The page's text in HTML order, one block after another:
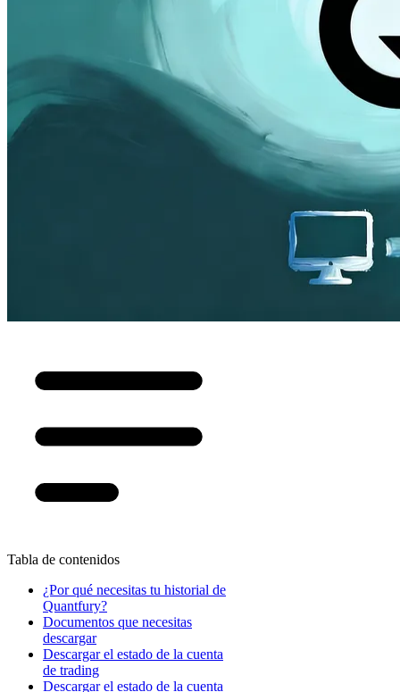
Tabla de contenidos
¿Por qué necesitas tu historial de
Quantfury?
Documentos que necesitas
descargar
Descargar el estado de la cuenta
de trading
Descargar el estado de la cuenta